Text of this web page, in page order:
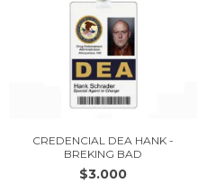
CREDENCIAL DEA HANK -
BREKING BAD
$3.000